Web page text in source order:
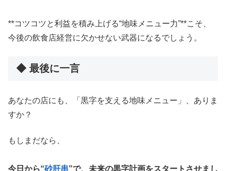
**コツコツと利益を積み上げる“地味メニュー力”**こそ、
今後の飲食店経営に欠かせない武器になるでしょう。
◆ 最後に一言
あなたの店にも、「黒字を支える地味メニュー」、ありま
すか？
もしまだなら、
今日から“砂肝串”で、未来の黒字計画をスタートさせまし